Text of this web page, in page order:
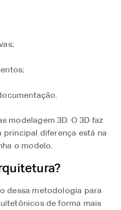
modelagem 3D. O 3D faz
principal diferença está na
o modelo.
dessa metodologia para
de forma mais